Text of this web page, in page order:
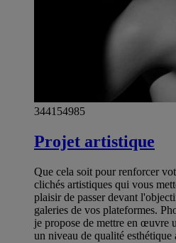
344154985
Projet artistique
Que cela soit pour renforcer
clichés artistiques qui vous
plaisir de passer devant
galeries de vos plateformes.
je propose de mettre en œuvre
un niveau de qualité esthétique